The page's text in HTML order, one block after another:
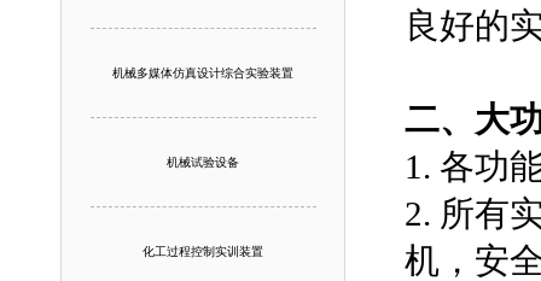
机械多媒体仿真设计综合实验装置
机械试验设备
化工过程控制实训装置
良好的
二、大
1. 各功
2. 所有
机，安